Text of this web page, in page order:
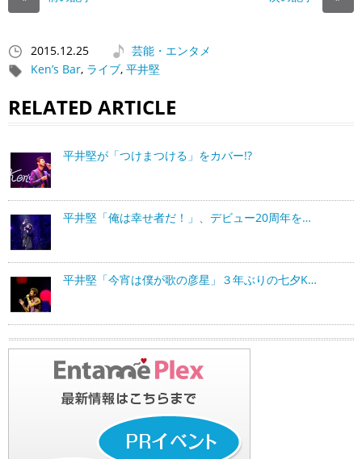
2015.12.25
芸能・エンタメ
Ken’s Bar, ライブ, 平井堅
RELATED ARTICLE
平井堅が「つけまつける」をカバー!?
平井堅「俺は幸せ者だ！」、デビュー20周年を…
平井堅「今宵は僕が歌の彦星」３年ぶりの七夕K…